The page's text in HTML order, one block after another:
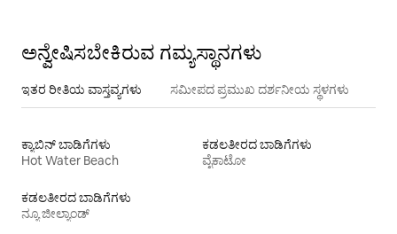
ಅನ್ವೇಷಿಸಬೇಕಿರುವ ಗಮ್ಯಸ್ಥಾನಗಳು
ಇತರ ರೀತಿಯ ವಾಸ್ತವ್ಯಗಳು ಸಮೀಪದ ಪ್ರಮುಖ ದರ್ಶನೀಯ ಸ್ಥಳಗಳು
ಕ್ಯಾಬಿನ್ ಬಾಡಿಗೆಗಳು
Hot Water Beach
ಕಡಲತೀರದ ಬಾಡಿಗೆಗಳು
ವೈಕಾಟೋ
ಕಡಲತೀರದ ಬಾಡಿಗೆಗಳು
ನ್ಯೂ ಜೀಲ್ಯಾಂಡ್